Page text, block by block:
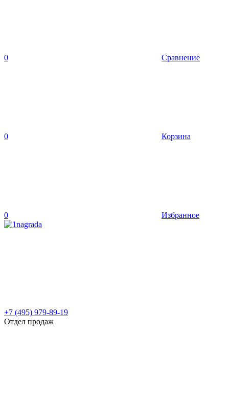
0 Сравнение
0 Корзина
0 Избранное
+7 (495) 979-89-19
Отдел продаж